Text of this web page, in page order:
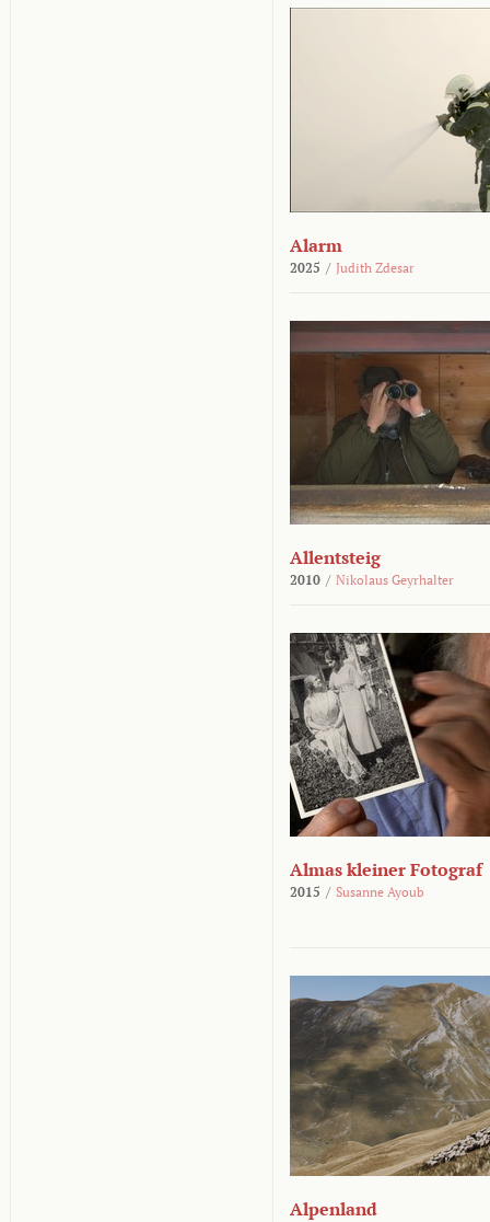
Alarm
2025 / Judith Zdesar
Allentsteig
2010 / Nikolaus Geyrhalter
Almas kleiner Fotograf
2015 / Susanne Ayoub
Alpenland